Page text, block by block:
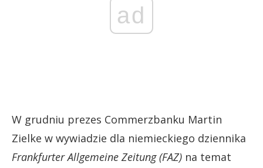
ad
W grudniu prezes Commerzbanku Martin
Zielke w wywiadzie dla niemieckiego dziennika
Frankfurter Allgemeine Zeitung (FAZ) na temat